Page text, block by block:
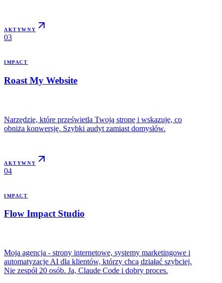
AKTYWNY
03
IMPACT
Roast My Website
Narzędzie, które prześwietla Twoją stronę i wskazuje, co
obniża konwersję. Szybki audyt zamiast domysłów.
AKTYWNY
04
IMPACT
Flow Impact Studio
Moja agencja - strony internetowe, systemy marketingowe i
automatyzacje AI dla klientów, którzy chcą działać szybciej.
Nie zespół 20 osób. Ja, Claude Code i dobry proces.